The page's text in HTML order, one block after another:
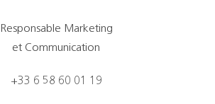
Responsable Marketing
et Communication
+33 6 58 60 01 19